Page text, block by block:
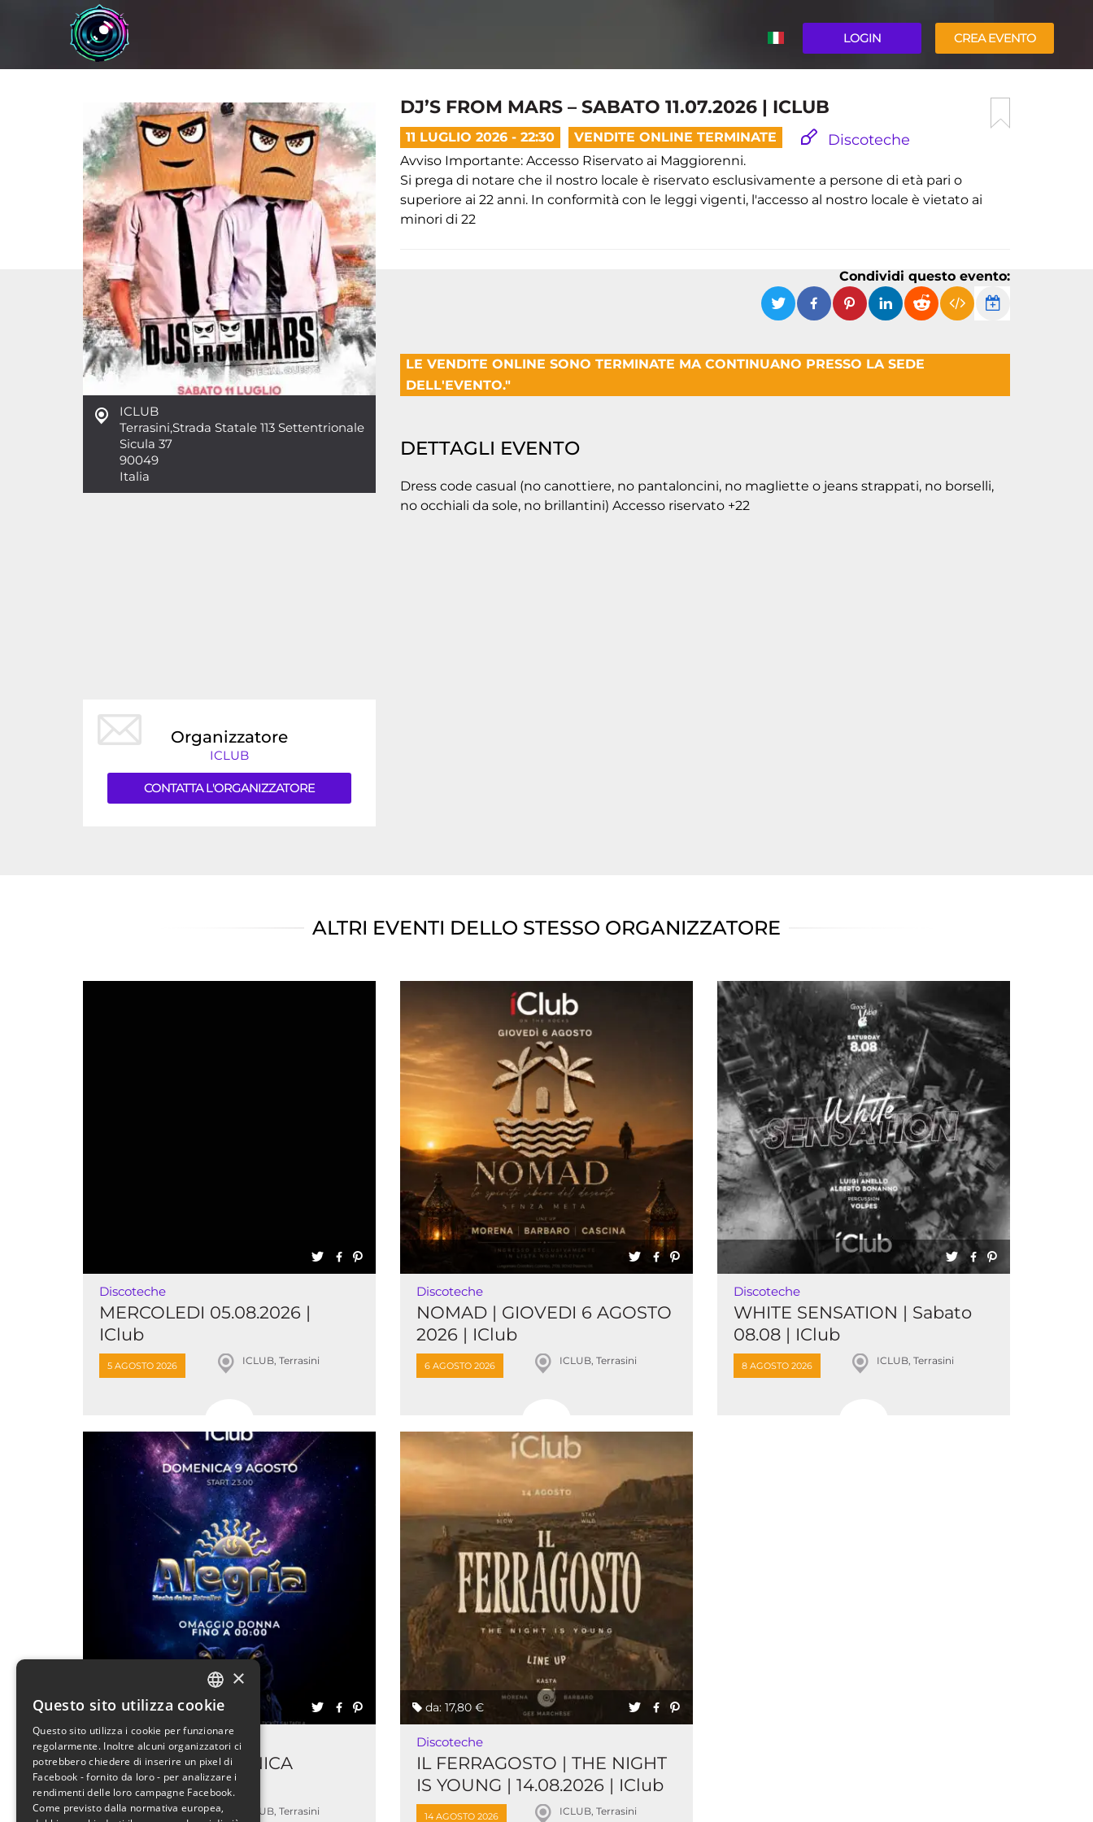
LOGIN CREA EVENTO
ICLUB
Terrasini,Strada Statale 113 Settentrionale
Sicula 37
90049
Italia
Organizzatore
ICLUB
CONTATTA L'ORGANIZZATORE
DJ’S FROM MARS – SABATO 11.07.2026 | ICLUB
11 LUGLIO 2026 - 22:30 VENDITE ONLINE TERMINATE Discoteche
Avviso Importante: Accesso Riservato ai Maggiorenni.
Si prega di notare che il nostro locale è riservato esclusivamente a persone di età pari o
superiore ai 22 anni. In conformità con le leggi vigenti, l'accesso al nostro locale è vietato ai
minori di 22
Condividi questo evento:
LE VENDITE ONLINE SONO TERMINATE MA CONTINUANO PRESSO LA SEDE
DELL'EVENTO."
DETTAGLI EVENTO
Dress code casual (no canottiere, no pantaloncini, no magliette o jeans strappati, no borselli,
no occhiali da sole, no brillantini) Accesso riservato +22
ALTRI EVENTI DELLO STESSO ORGANIZZATORE
Discoteche
MERCOLEDI 05.08.2026 |
IClub
5 AGOSTO 2026 ICLUB, Terrasini
Discoteche
NOMAD | GIOVEDI 6 AGOSTO
2026 | IClub
6 AGOSTO 2026 ICLUB, Terrasini
Discoteche
WHITE SENSATION | Sabato
08.08 | IClub
8 AGOSTO 2026 ICLUB, Terrasini
da: 12,35 €
Discoteche
ALEGRIA – DOMENICA
09.08.2026 | IClub
ICLUB, Terrasini
da: 17,80 €
Discoteche
IL FERRAGOSTO | THE NIGHT
IS YOUNG | 14.08.2026 | IClub
14 AGOSTO 2026 ICLUB, Terrasini
ITALIAN
ENGLISH
×
Questo sito utilizza cookie
Questo sito utilizza i cookie per funzionare
regolarmente. Inoltre alcuni organizzatori ci
potrebbero chiedere di inserire un pixel di
Facebook - fornito da loro - per analizzare i
rendimenti delle loro campagne Facebook.
Come previsto dalla normativa europea,